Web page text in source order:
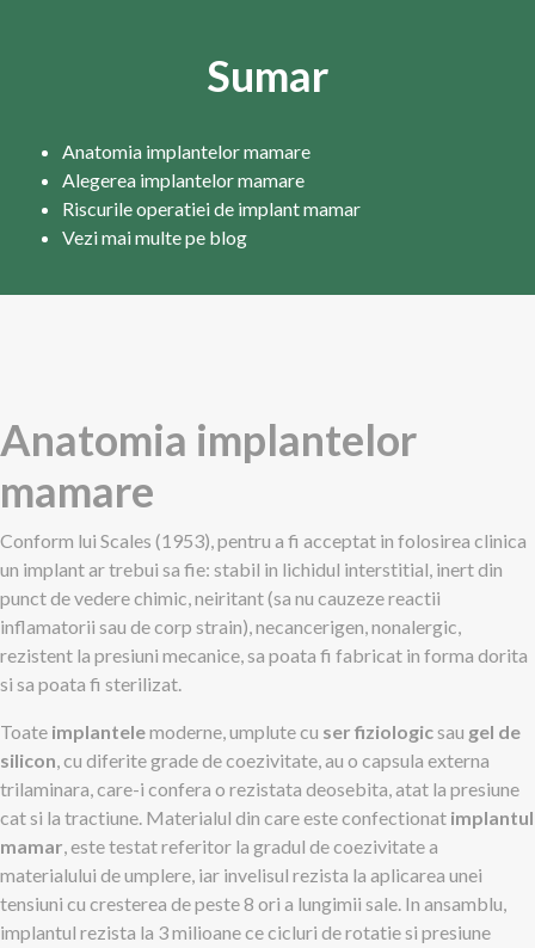
Sumar
Anatomia implantelor mamare
Alegerea implantelor mamare
Riscurile operatiei de implant mamar
Vezi mai multe pe blog
Anatomia implantelor
mamare
Conform lui Scales (1953), pentru a fi acceptat in folosirea clinica
un implant ar trebui sa fie: stabil in lichidul interstitial, inert din
punct de vedere chimic, neiritant (sa nu cauzeze reactii
inflamatorii sau de corp strain), necancerigen, nonalergic,
rezistent la presiuni mecanice, sa poata fi fabricat in forma dorita
si sa poata fi sterilizat.
Toate implantelemoderne, umplute cu ser fiziologicsau gel de
silicon, cu diferite grade de coezivitate, au o capsula externa
trilaminara, care-i confera o rezistata deosebita, atat la presiune
cat si la tractiune. Materialul din care este confectionat implantul
mamar, este testat referitor la gradul de coezivitate a
materialului de umplere, iar invelisul rezista la aplicarea unei
tensiuni cu cresterea de peste 8 ori a lungimii sale. In ansamblu,
implantul rezista la 3 milioane ce cicluri de rotatie si presiune